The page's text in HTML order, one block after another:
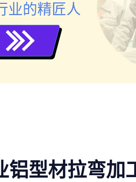
业的精匠人
铝型材拉弯加